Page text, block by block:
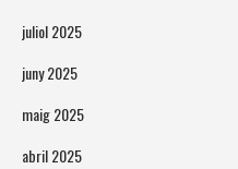
juliol 2025
juny 2025
maig 2025
abril 2025